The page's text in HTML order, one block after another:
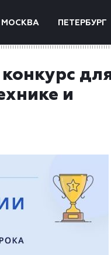
МОСКВА ПЕТЕРБУРГ
и